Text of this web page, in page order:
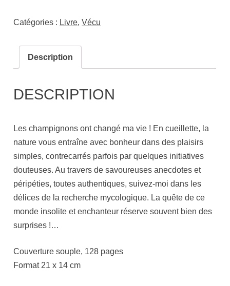
d'un
chercheur
champignons
Catégories : Livre,Vécu
Description
DESCRIPTION
Les champignons ont changé ma vie ! En cueillette, la
nature vous entraîne avec bonheur dans des plaisirs
simples, contrecarrés parfois par quelques initiatives
douteuses. Au travers de savoureuses anecdotes et
péripéties, toutes authentiques, suivez-moi dans les
délices de la recherche mycologique. La quête de ce
monde insolite et enchanteur réserve souvent bien des
surprises !…
Couverture souple, 128 pages
Format 21 x 14 cm